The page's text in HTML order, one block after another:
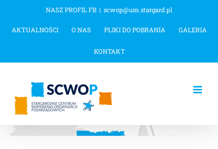
zawartości
NASZ PROFIL FB | scwop@um.stargard.pl
AKTUALNOŚCI O NAS PLIKI DO POBRANIA GALERIA
KONTAKT